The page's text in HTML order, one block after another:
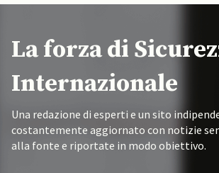
La forza di
Internazionale
Una redazione di esperti e un sito
costantemente aggiornato con notizie
alla fonte e riportate in modo obiettivo.